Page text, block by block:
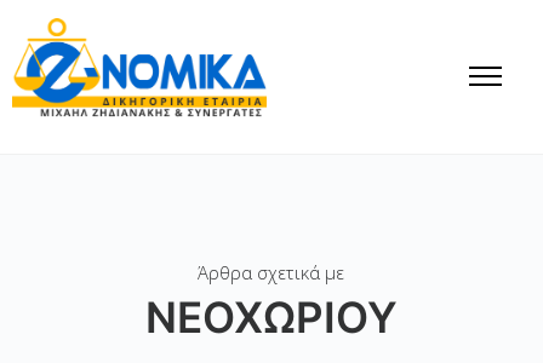
Άρθρα σχετικά με
ΝΕΟΧΩΡΊΟΥ